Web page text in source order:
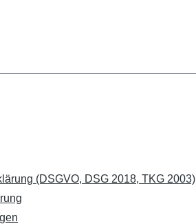
(DSGVO, DSG 2018, TKG 2003)